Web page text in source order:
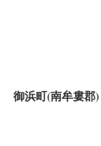
御浜町(南牟婁郡)